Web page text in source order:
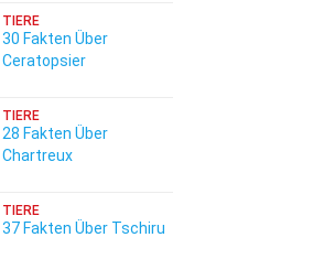
TIERE
30 Fakten Über
Ceratopsier
TIERE
28 Fakten Über
Chartreux
TIERE
37 Fakten Über Tschiru